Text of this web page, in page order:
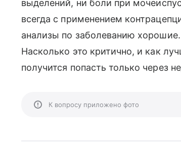
выделений, ни боли при
всегда с применением
анализы по заболеванию
Насколько это критично, и как
получится попасть только через
К вопросу приложено фото